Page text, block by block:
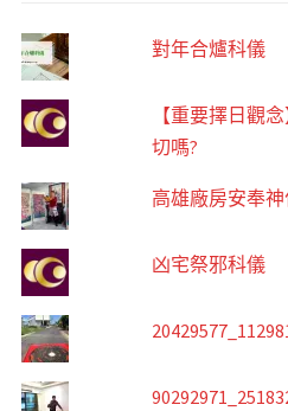
對年合爐科儀
【重要擇日觀
切嗎?
高雄廠房安奉
凶宅祭邪科儀